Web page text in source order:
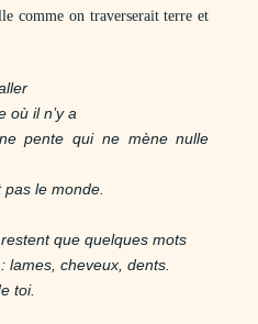
comme on traverserait terre et
où il n’y a
pente qui ne mène nulle
pas le monde.
que quelques mots
lames, cheveux, dents.
toi.